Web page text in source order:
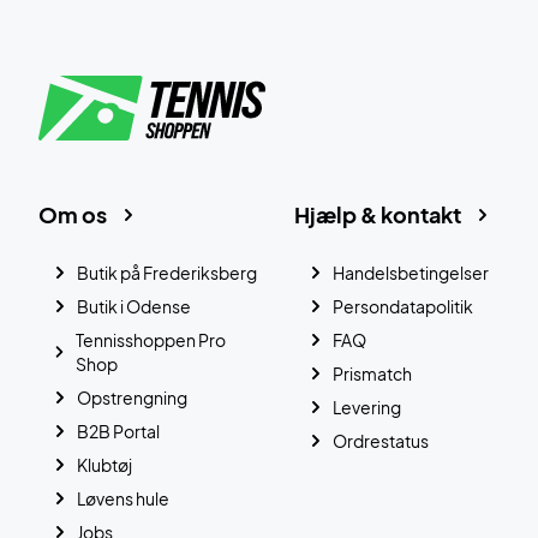
Hjælp & kontakt
Handelsbetingelser
Persondatapolitik
FAQ
Prismatch
Levering
Ordrestatus
Om os
Butik på Frederiksberg
Butik i Odense
Tennisshoppen Pro
Shop
Opstrengning
B2B Portal
Klubtøj
Løvens hule
Jobs